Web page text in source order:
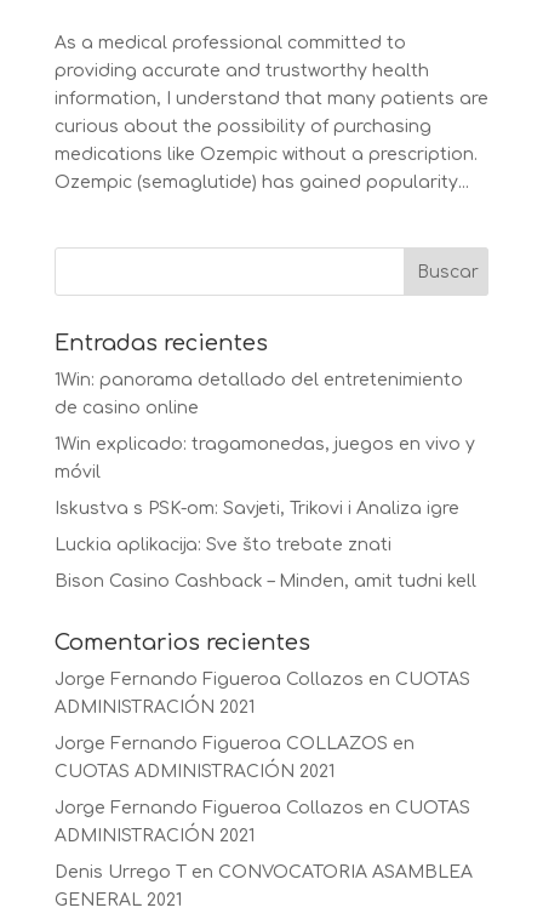
As a medical professional committed to
providing accurate and trustworthy health
information, I understand that many patients are
curious about the possibility of purchasing
medications like Ozempic without a prescription.
Ozempic (semaglutide) has gained popularity...
Entradas recientes
1Win: panorama detallado del entretenimiento
de casino online
1Win explicado: tragamonedas, juegos en vivo y
móvil
Iskustva s PSK-om: Savjeti, Trikovi i Analiza igre
Luckia aplikacija: Sve što trebate znati
Bison Casino Cashback – Minden, amit tudni kell
Comentarios recientes
Jorge Fernando Figueroa Collazos en CUOTAS
ADMINISTRACIÓN 2021
Jorge Fernando Figueroa COLLAZOS en
CUOTAS ADMINISTRACIÓN 2021
Jorge Fernando Figueroa Collazos en CUOTAS
ADMINISTRACIÓN 2021
Denis Urrego T
en CONVOCATORIA ASAMBLEA
GENERAL 2021